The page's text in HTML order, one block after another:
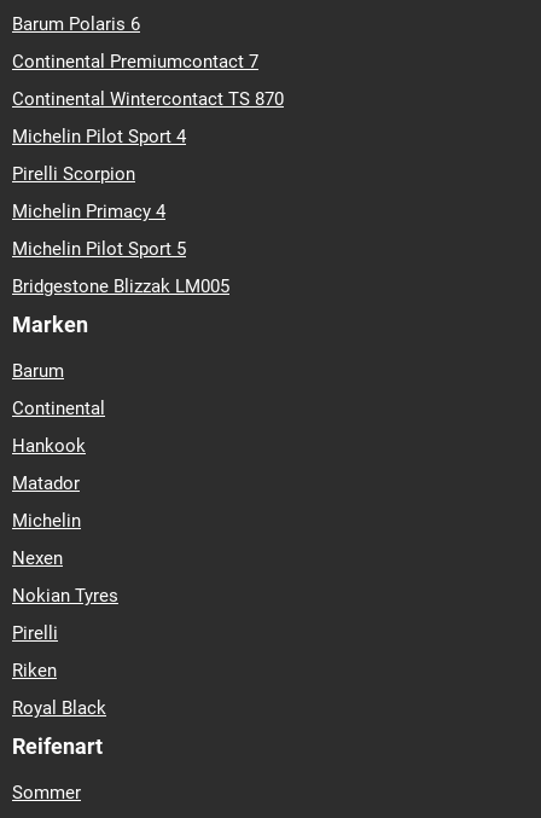
Barum Polaris 6
Continental Premiumcontact 7
Continental Wintercontact TS 870
Michelin Pilot Sport 4
Pirelli Scorpion
Michelin Primacy 4
Michelin Pilot Sport 5
Bridgestone Blizzak LM005
Marken
Barum
Continental
Hankook
Matador
Michelin
Nexen
Nokian Tyres
Pirelli
Riken
Royal Black
Reifenart
Sommer